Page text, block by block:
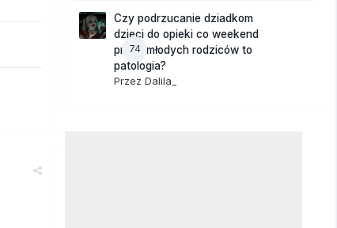
74
Czy podrzucanie dziadkom
dzieci do opieki co weekend
przez młodych rodziców to
patologia?
Przez Dalila_